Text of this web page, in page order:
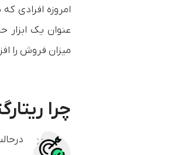
امروزه افرادی
عنوان یک ابزار
میزان فروش را
چرا